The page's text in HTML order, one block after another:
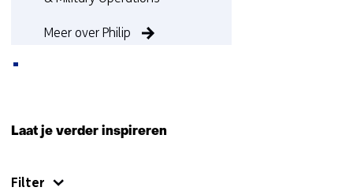
Meer over Philip
Laat je verder inspireren
Filter